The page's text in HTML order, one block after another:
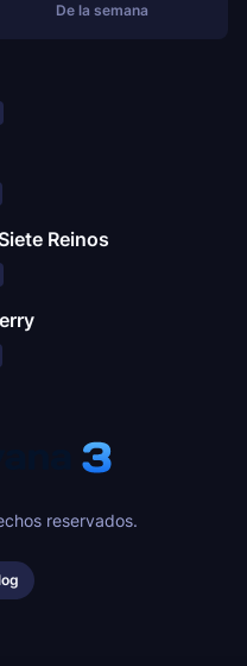
De la semana
Reinos
reservados.